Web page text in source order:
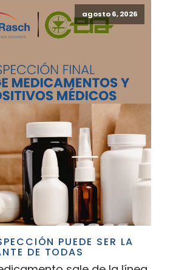
agosto 6, 2026
PUEDE SER LA
DE TODAS